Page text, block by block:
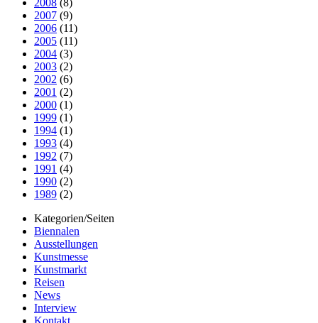
2008 (8)
2007 (9)
2006 (11)
2005 (11)
2004 (3)
2003 (2)
2002 (6)
2001 (2)
2000 (1)
1999 (1)
1994 (1)
1993 (4)
1992 (7)
1991 (4)
1990 (2)
1989 (2)
Kategorien/Seiten
Biennalen
Ausstellungen
Kunstmesse
Kunstmarkt
Reisen
News
Interview